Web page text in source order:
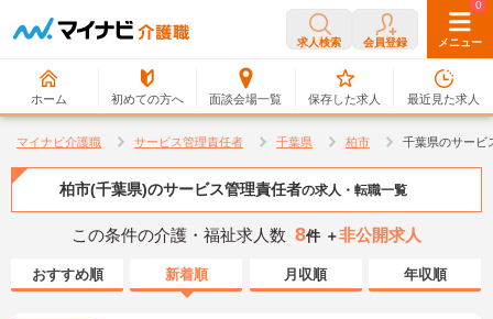
求人検索 会員登録 メニュー
ホーム 初めての方へ 面談会場一覧
0
保存した求人
0
最近見た求人
マイナビ介護職 サービス管理責任者 千葉県 柏市 千葉県のサービ
柏市(千葉県)のサービス管理責任者の求人・転職一覧
この条件の介護・福祉求人数 8件 ＋非公開求人
おすすめ順 新着順 月収順 年収順